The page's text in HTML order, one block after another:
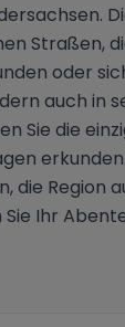
Straßen,
oder
auch in
Sie die
Region
Ihr